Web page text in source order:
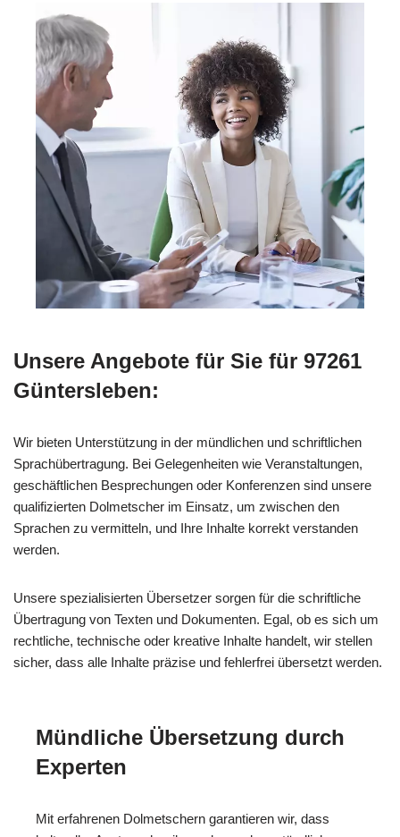
Unsere Angebote für Sie für 97261
Güntersleben:
Wir bieten Unterstützung in der mündlichen und schriftlichen
Sprachübertragung. Bei Gelegenheiten wie Veranstaltungen,
geschäftlichen Besprechungen oder Konferenzen sind unsere
qualifizierten Dolmetscher im Einsatz, um zwischen den
Sprachen zu vermitteln, und Ihre Inhalte korrekt verstanden
werden.
Unsere spezialisierten Übersetzer sorgen für die schriftliche
Übertragung von Texten und Dokumenten. Egal, ob es sich um
rechtliche, technische oder kreative Inhalte handelt, wir stellen
sicher, dass alle Inhalte präzise und fehlerfrei übersetzt werden.
Mündliche Übersetzung durch
Experten
Mit erfahrenen Dolmetschern garantieren wir, dass